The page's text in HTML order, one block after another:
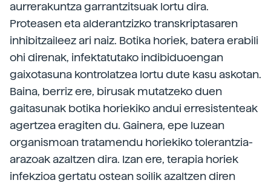
aurrerakuntza garrantzitsuak lortu dira.
Proteasen eta alderantzizko transkriptasaren
inhibitzaileez ari naiz. Botika horiek, batera erabili
ohi direnak, infektatutako indibiduoengan
gaixotasuna kontrolatzea lortu dute kasu askotan.
Baina, berriz ere, birusak mutatzeko duen
gaitasunak botika horiekiko andui erresistenteak
agertzea eragiten du. Gainera, epe luzean
organismoan tratamendu horiekiko tolerantzia-
arazoak azaltzen dira. Izan ere, terapia horiek
infekzioa gertatu ostean soilik azaltzen diren